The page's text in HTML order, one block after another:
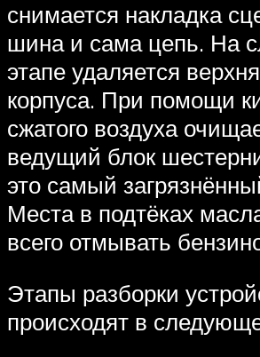
снимается накладка
шина и сама цепь. На
этапе удаляется
корпуса. При помощи
сжатого воздуха
ведущий блок
это самый
Места в подтёках
всего отмывать
Этапы разборки
происходят в